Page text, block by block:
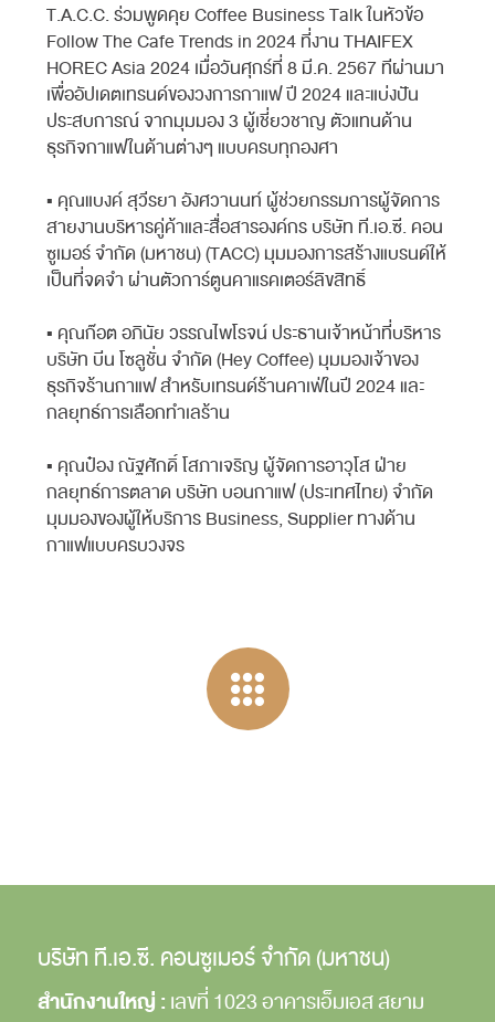
T.A.C.C. ร่วมพูดคุย Coffee Business Talk ในหัวข้อ
Follow The Cafe Trends in 2024 ที่งาน THAIFEX
HOREC Asia 2024 เมื่อวันศุกร์ที่ 8 มี.ค. 2567 ทีผ่านมา
เพื่ออัปเดตเทรนด์ของวงการกาแฟ ปี 2024 และแบ่งปัน
ประสบการณ์ จากมุมมอง 3 ผู้เชี่ยวชาญ ตัวแทนด้าน
ธุรกิจกาแฟในด้านต่างๆ แบบครบทุกองศา
▪ คุณแบงค์ สุวีรยา อังศวานนท์ ผู้ช่วยกรรมการผู้จัดการ
สายงานบริหารคู่ค้าและสื่อสารองค์กร บริษัท ที.เอ.ซี. คอน
ซูเมอร์ จำกัด (มหาชน) (TACC) มุมมองการสร้างแบรนด์ให้
เป็นที่จดจำ ผ่านตัวการ์ตูนคาแรคเตอร์ลิขสิทธิ์
▪ คุณก๊อต อภินัย วรรณไพโรจน์ ประธานเจ้าหน้าที่บริหาร
บริษัท บีน โซลูชั่น จำกัด (Hey Coffee) มุมมองเจ้าของ
ธุรกิจร้านกาแฟ สำหรับเทรนด์ร้านคาเฟ่ในปี 2024 และ
กลยุทธ์การเลือกทำเลร้าน
▪ คุณป๋อง ณัฐศักดิ์ โสภาเจริญ ผู้จัดการอาวุโส ฝ่าย
กลยุทธ์การตลาด บริษัท บอนกาแฟ (ประเทศไทย) จำกัด
มุมมองของผู้ให้บริการ Business, Supplier ทางด้าน
กาแฟแบบครบวงจร
บริษัท ที.เอ.ซี. คอนซูเมอร์ จำกัด (มหาชน)
สำนักงานใหญ่ : เลขที่ 1023 อาคารเอ็มเอส สยาม